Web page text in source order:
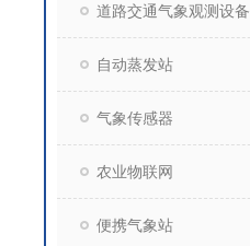
道路交通气象观测设备
自动蒸发站
气象传感器
农业物联网
便携气象站